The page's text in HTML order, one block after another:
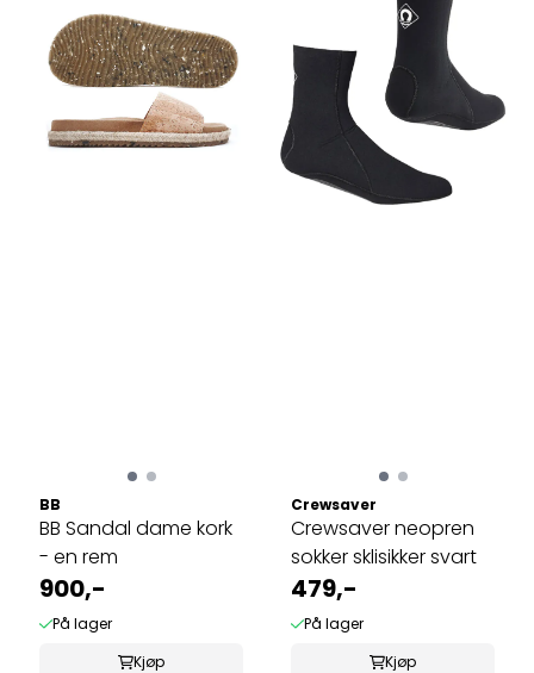
BB
BB Sandal dame kork
- en rem
900,-
På lager
Kjøp
Crewsaver
Crewsaver neopren
sokker sklisikker svart
479,-
På lager
Kjøp